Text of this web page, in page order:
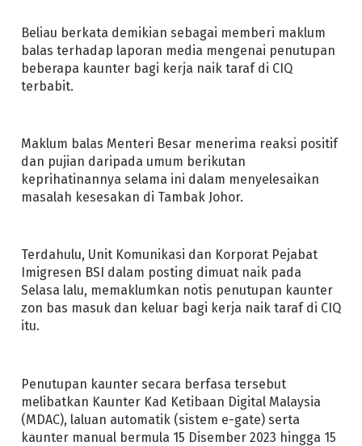
Beliau berkata demikian sebagai memberi maklum
balas terhadap laporan media mengenai penutupan
beberapa kaunter bagi kerja naik taraf di CIQ
terbabit.
Maklum balas Menteri Besar menerima reaksi positif
dan pujian daripada umum berikutan
keprihatinannya selama ini dalam menyelesaikan
masalah kesesakan di Tambak Johor.
Terdahulu, Unit Komunikasi dan Korporat Pejabat
Imigresen BSI dalam posting dimuat naik pada
Selasa lalu, memaklumkan notis penutupan kaunter
zon bas masuk dan keluar bagi kerja naik taraf di CIQ
itu.
Penutupan kaunter secara berfasa tersebut
melibatkan Kaunter Kad Ketibaan Digital Malaysia
(MDAC), laluan automatik (sistem e-gate) serta
kaunter manual bermula 15 Disember 2023 hingga 15